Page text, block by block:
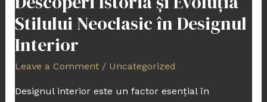
Stilului Neoclasic în Designul
Interior
Leave a Comment / Uncategorized
Designul interior este un factor esențial în